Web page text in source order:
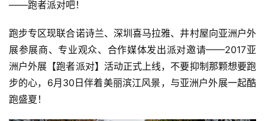
——跑者派对吧！
跑步专区现联合诺诗兰、深圳喜马拉雅、井村屋向亚洲户外
展参展商、专业观众、合作媒体发出派对邀请——2017亚
洲户外展【跑者派对】活动正式上线，不要抑制那颗想要跑
步的心，6月30日伴着美丽滨江风景，与亚洲户外展一起酷
跑盛夏！